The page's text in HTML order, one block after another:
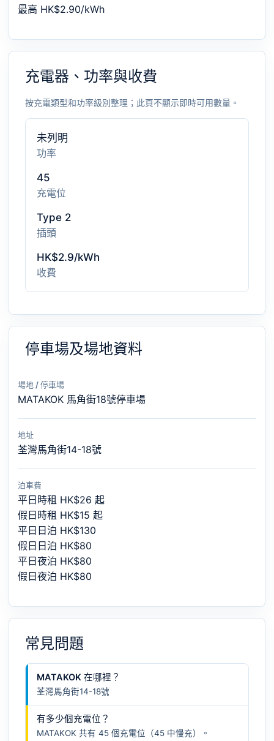
最高 HK$2.90/kWh
充電器、功率與收費
按充電類型和功率級別整理；此頁不顯示即時可用數量。
未列明
功率
45
充電位
Type 2
插頭
HK$2.9/kWh
收費
停車場及場地資料
場地 / 停車場
MATAKOK 馬角街18號停車場
地址
荃灣馬角街14-18號
泊車費
平日時租 HK$26 起
假日時租 HK$15 起
平日日泊 HK$130
假日日泊 HK$80
平日夜泊 HK$80
假日夜泊 HK$80
常見問題
MATAKOK 在哪裡？
荃灣馬角街14-18號
有多少個充電位？
MATAKOK 共有 45 個充電位（45 中慢充）。